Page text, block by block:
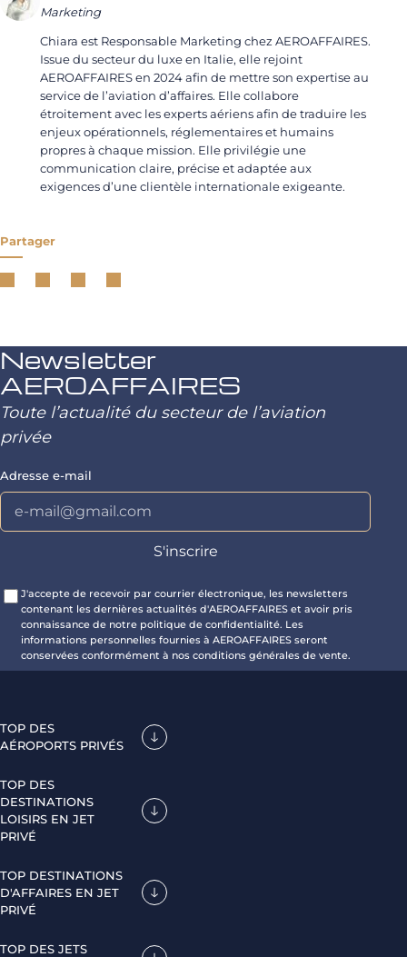
Marketing
Chiara est Responsable Marketing chez AEROAFFAIRES.
Issue du secteur du luxe en Italie, elle rejoint
AEROAFFAIRES en 2024 afin de mettre son expertise au
service de l’aviation d’affaires. Elle collabore
étroitement avec les experts aériens afin de traduire les
enjeux opérationnels, réglementaires et humains
propres à chaque mission. Elle privilégie une
communication claire, précise et adaptée aux
exigences d’une clientèle internationale exigeante.
Partager
Newsletter
AEROAFFAIRES
Toute l’actualité du secteur de l’aviation
privée
Adresse e-mail
J'accepte de recevoir par courrier électronique, les newsletters
contenant les dernières actualités d'AEROAFFAIRES et avoir pris
connaissance de notre politique de confidentialité. Les
informations personnelles fournies à AEROAFFAIRES seront
conservées conformément à nos conditions générales de vente.
TOP DES
AÉROPORTS PRIVÉS
TOP DES
DESTINATIONS
LOISIRS EN JET
PRIVÉ
TOP DESTINATIONS
D'AFFAIRES EN JET
PRIVÉ
TOP DES JETS